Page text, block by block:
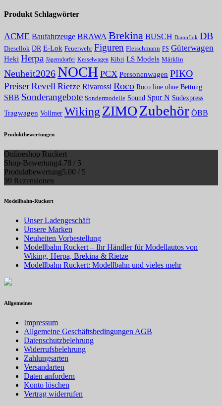
Produkt Schlagwörter
ACME Baufahrzeuge BRAWA Brekina BUSCH Dampflok DB
Diesellok DR E-Lok Feuerwehr Figuren Fleischmann FS Güterwagen
Heki Herpa Jägerndorfer Kesselwagen Kibri LS Models Märklin
Neuheit2026NOCH PCX Personenwagen PIKO
PreiserRevell Rietze Rivarossi Roco Roco line ohne Bettung
SBB Sonderangebote Sondermodelle Sound Spur N Sudexpress
Tragwagen Vollmer Wiking ZIMOZubehör ÖBB
Produktbewertungen
Onlineshop Ruckert
Shop-Bewertung4.78 / 5
Produktbewertung5.00 / 5
39 Rezensionen
Modellbahn-Ruckert
Unser Ladengeschäft
Unsere Marken
Neuheiten Vorbestellung
Modellbahn Ruckert – Ihr Händler für Modellautos von
Wiking, Herpa, Brekina & Rietze
Modellbahn Ruckert: Modellbahn und vieles mehr
Allgemeines
Impressum
Allgemeine Geschäftsbedingungen AGB
Datenschutzbelehrung
Widerrufsbelehrung
Zahlungsarten
Versandarten
Daten anfordern
Konto löschen
Vertrag widerrufen